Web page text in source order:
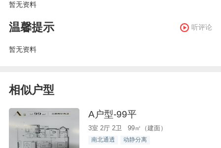
暂无资料
温馨提示 听评论
暂无资料
相似户型
A户型-99平
3室 2厅 2卫 99㎡（建面）
南北通透 动静分离